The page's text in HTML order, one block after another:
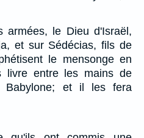
armées, le Dieu d'Israël,
et sur Sédécias, fils de
le mensonge en
livre entre les mains de
Babylone; et il les fera